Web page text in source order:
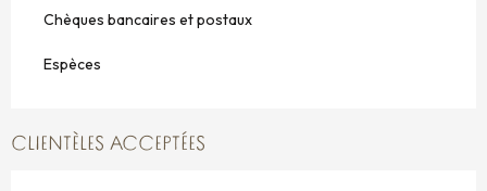
Chèques bancaires et postaux
Espèces
CLIENTÈLES ACCEPTÉES